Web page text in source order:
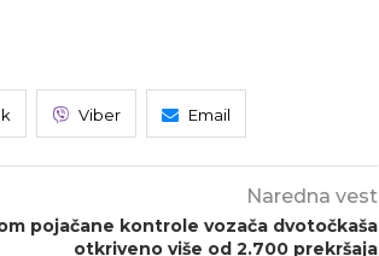
Viber Email
Naredna vest
pojačane kontrole vozača dvotočkaša
otkriveno više od 2.700 prekršaja